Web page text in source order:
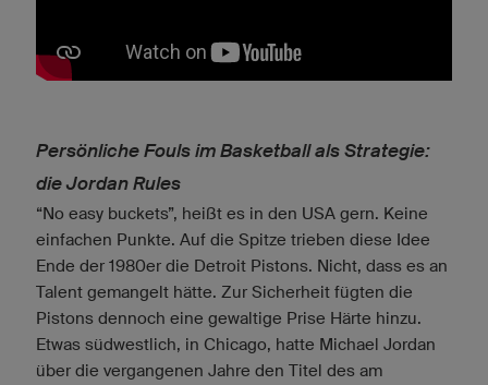
Persönliche Fouls im Basketball als Strategie:
die Jordan Rules
“No easy buckets”, heißt es in den USA gern. Keine
einfachen Punkte. Auf die Spitze trieben diese Idee
Ende der 1980er die Detroit Pistons. Nicht, dass es an
Talent gemangelt hätte. Zur Sicherheit fügten die
Pistons dennoch eine gewaltige Prise Härte hinzu.
Etwas südwestlich, in Chicago, hatte Michael Jordan
über die vergangenen Jahre den Titel des am